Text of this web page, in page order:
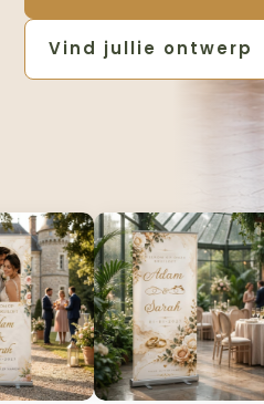
Vind jullie ontwerp